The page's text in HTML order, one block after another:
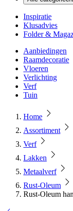
Inspiratie
Klusadvies
Folder &
Aanbiedingen
Raamdecoratie
Vloeren
Verlichting
Verf
Tuin
Home
Assortiment
Verf
Lakken
Metaalverf
Rust-Oleum
Rust-Oleum